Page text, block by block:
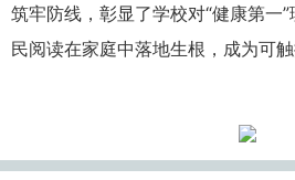
筑牢防线，彰显了学校对“健康第一
民阅读在家庭中落地生根，成为可触